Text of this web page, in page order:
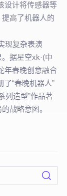
设计将传感器等
高了机器人的
据星空xk·(中
年春晚创意融合
“春晚机器人”
列造型”作品著
战略意图。